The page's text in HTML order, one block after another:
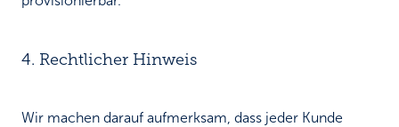
4. Rechtlicher Hinweis
Wir machen darauf aufmerksam, dass jeder Kunde